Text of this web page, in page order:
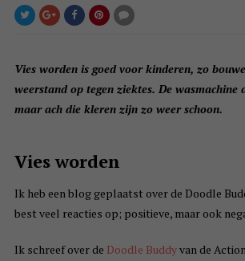
Vies worden is goed voor kinderen, zo
weerstand op tegen ziektes. De wasmachine
maar ach die kleren zijn zo weer schoon.
Vies worden
Ik heb een blog geplaatst over de Doodle
best veel reacties op; positieve, maar ook
Ik schreef over de Doodle Buddyvan de